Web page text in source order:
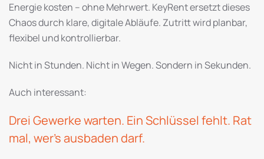
Energie kosten – ohne Mehrwert. KeyRent ersetzt dieses
Chaos durch klare, digitale Abläufe. Zutritt wird planbar,
flexibel und kontrollierbar.
Nicht in Stunden. Nicht in Wegen. Sondern in Sekunden.
Auch interessant:
Drei Gewerke warten. Ein Schlüssel fehlt. Rat
mal, wer’s ausbaden darf.